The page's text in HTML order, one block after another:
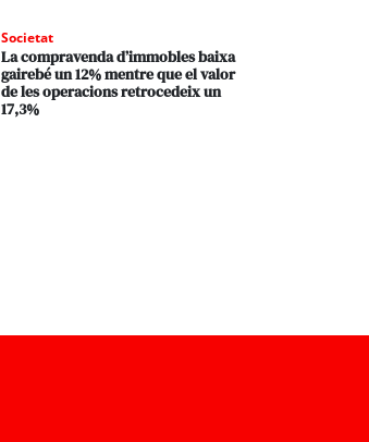
Societat
La compravenda d’immobles baixa
gairebé un 12% mentre que el valor
de les operacions retrocedeix un
17,3%